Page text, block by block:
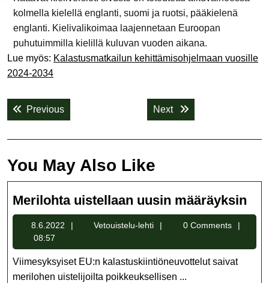
kolmella kielellä englanti, suomi ja ruotsi, pääkielenä
englanti. Kielivalikoimaa laajennetaan Euroopan
puhutuimmilla kielillä kuluvan vuoden aikana.
Lue myös: Kalastusmatkailun kehittämisohjelmaan vuosille
2024-2034
Artikkelien
selaus
PreviousPrevious post: Next Next post:
You May Also Like
Merilohta uistellaan uusin määräyksin
8.6.2022 8.6.2022Vetouistelu-lehti
Vetouistelu-
0 Comments
08:57
Viimesyksyiset EU:n kalastuskiintiöneuvottelut saivat
merilohen uistelijoilta poikkeuksellisen ...